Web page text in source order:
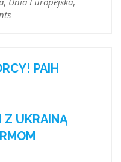
PAIH
Z UKRAINĄ